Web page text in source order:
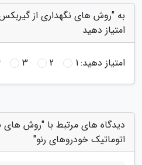
به "روش های نگهداری از
امتیاز دهید
امتیاز دهید:1
2
3
دیدگاه های مرتبط با "روش های
اتوماتیک خودروهای رنو"